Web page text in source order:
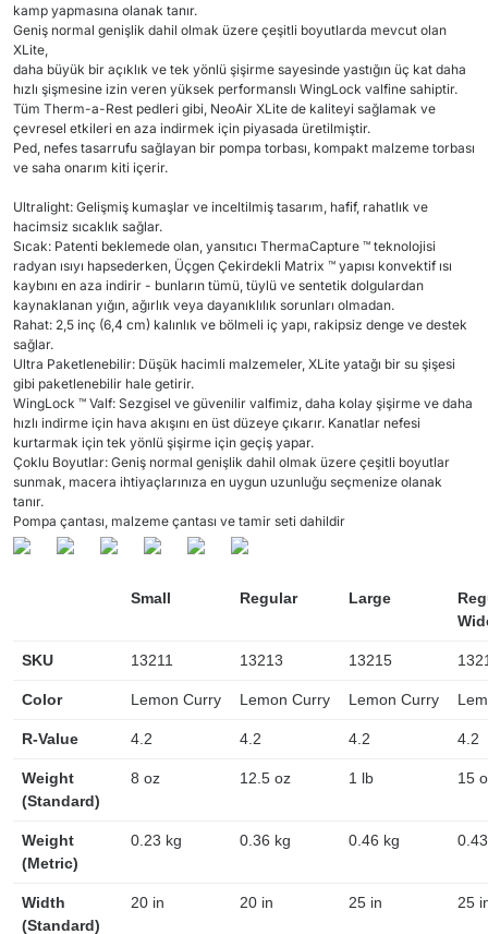
kamp yapmasına olanak tanır.
Geniş normal genişlik dahil olmak üzere çeşitli boyutlarda mevcut olan
XLite,
daha büyük bir açıklık ve tek yönlü şişirme sayesinde yastığın üç kat daha
hızlı şişmesine izin veren yüksek performanslı WingLock valfine sahiptir.
Tüm Therm-a-Rest pedleri gibi, NeoAir XLite de kaliteyi sağlamak ve
çevresel etkileri en aza indirmek için piyasada üretilmiştir.
Ped, nefes tasarrufu sağlayan bir pompa torbası, kompakt malzeme torbası
ve saha onarım kiti içerir.
Ultralight: Gelişmiş kumaşlar ve inceltilmiş tasarım, hafif, rahatlık ve
hacimsiz sıcaklık sağlar.
Sıcak: Patenti beklemede olan, yansıtıcı ThermaCapture ™ teknolojisi
radyan ısıyı hapsederken, Üçgen Çekirdekli Matrix ™ yapısı konvektif ısı
kaybını en aza indirir - bunların tümü, tüylü ve sentetik dolgulardan
kaynaklanan yığın, ağırlık veya dayanıklılık sorunları olmadan.
Rahat: 2,5 inç (6,4 cm) kalınlık ve bölmeli iç yapı, rakipsiz denge ve destek
sağlar.
Ultra Paketlenebilir: Düşük hacimli malzemeler, XLite yatağı bir su şişesi
gibi paketlenebilir hale getirir.
WingLock ™ Valf: Sezgisel ve güvenilir valfimiz, daha kolay şişirme ve daha
hızlı indirme için hava akışını en üst düzeye çıkarır. Kanatlar nefesi
kurtarmak için tek yönlü şişirme için geçiş yapar.
Çoklu Boyutlar: Geniş normal genişlik dahil olmak üzere çeşitli boyutlar
sunmak, macera ihtiyaçlarınıza en uygun uzunluğu seçmenize olanak
tanır.
Pompa çantası, malzeme çantası ve tamir seti dahildir
Small Regular Large
SKU 13211 13213 13215
Color Lemon Curry Lemon Curry Lemon Curry
R-Value 4.2 4.2 4.2 4.2
Weight
(Standard)
8 oz 12.5 oz 1 lb 15
Weight
(Metric)
0.23 kg 0.36 kg 0.46 kg
Width
(Standard)
20 in 20 in 25 in 25